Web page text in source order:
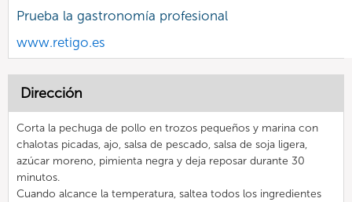
Prueba la gastronomía profesional
www.retigo.es
Dirección
Corta la pechuga de pollo en trozos pequeños y marina con
chalotas picadas, ajo, salsa de pescado, salsa de soja ligera,
azúcar moreno, pimienta negra y deja reposar durante 30
minutos.
Cuando alcance la temperatura, saltea todos los ingredientes